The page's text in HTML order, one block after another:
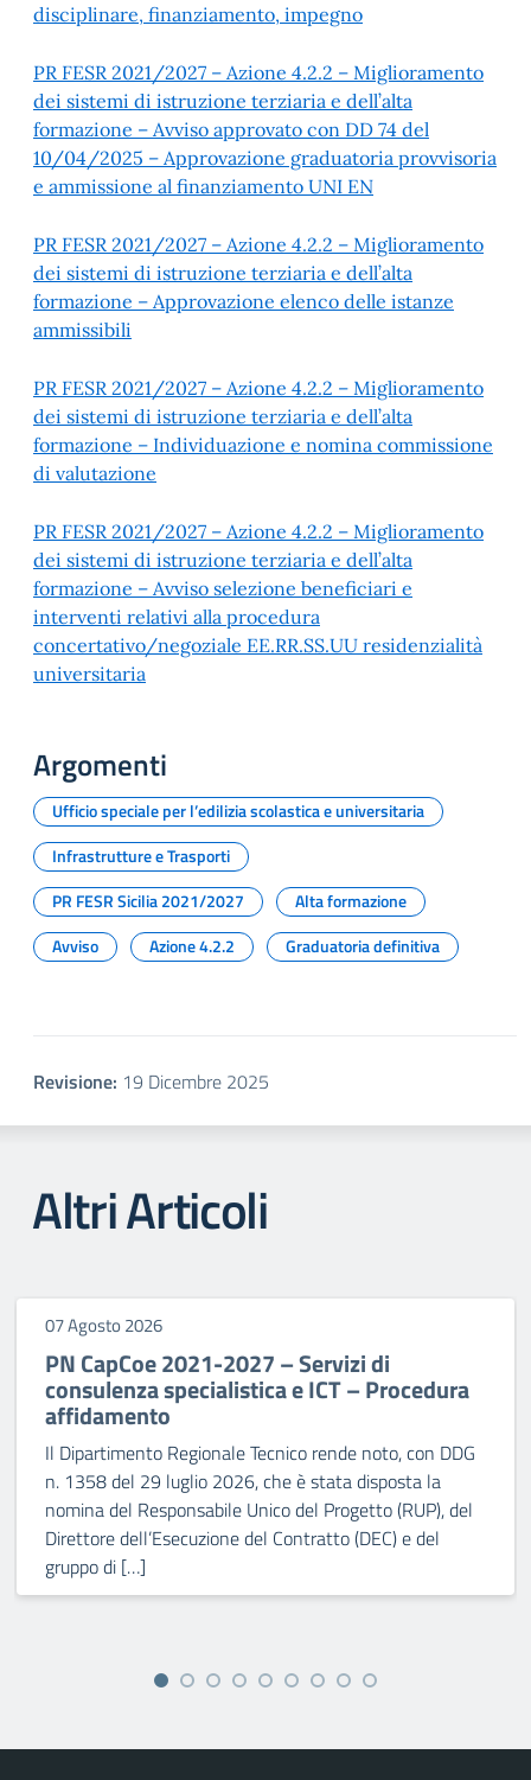
disciplinare, finanziamento, impegno
PR FESR 2021/2027 – Azione 4.2.2 – Miglioramento
dei sistemi di istruzione terziaria e dell’alta
formazione – Avviso approvato con DD 74 del
10/04/2025 – Approvazione graduatoria provvisoria
e ammissione al finanziamento UNI EN
PR FESR 2021/2027 – Azione 4.2.2 – Miglioramento
dei sistemi di istruzione terziaria e dell’alta
formazione – Approvazione elenco delle istanze
ammissibili
PR FESR 2021/2027 – Azione 4.2.2 – Miglioramento
dei sistemi di istruzione terziaria e dell’alta
formazione – Individuazione e nomina commissione
di valutazione
PR FESR 2021/2027 – Azione 4.2.2 – Miglioramento
dei sistemi di istruzione terziaria e dell’alta
formazione – Avviso selezione beneficiari e
interventi relativi alla procedura
concertativo/negoziale EE.RR.SS.UU residenzialità
universitaria
Argomenti
Ufficio speciale per l’edilizia scolastica e universitaria
Infrastrutture e Trasporti
PR FESR Sicilia 2021/2027
Alta formazione
Avviso
Azione 4.2.2 Graduatoria definitiva
Revisione: 19 Dicembre 2025
Altri Articoli
07 Agosto 2026
PN CapCoe 2021-2027 – Servizi di
consulenza specialistica e ICT – Procedura
affidamento
Il Dipartimento Regionale Tecnico rende noto, con DDG
n. 1358 del 29 luglio 2026, che è stata disposta la
nomina del Responsabile Unico del Progetto (RUP), del
Direttore dell’Esecuzione del Contratto (DEC) e del
gruppo di […]